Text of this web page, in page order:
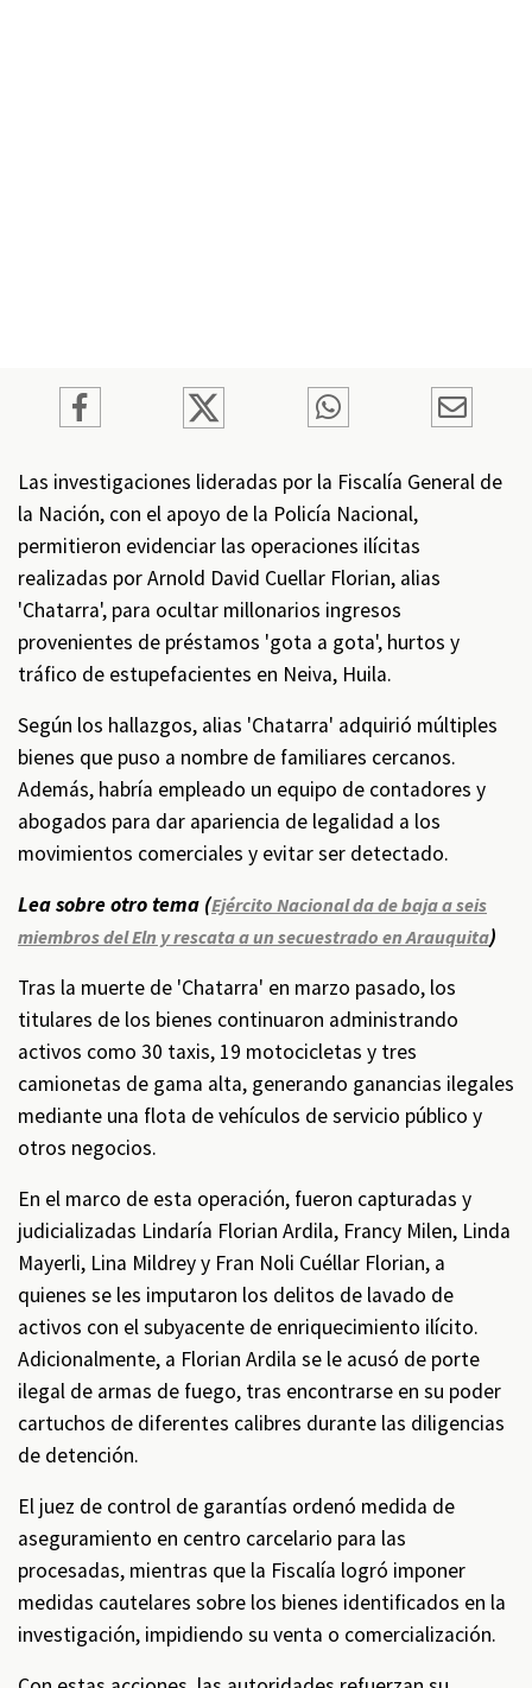
Las investigaciones lideradas por la Fiscalía General de
la Nación, con el apoyo de la Policía Nacional,
permitieron evidenciar las operaciones ilícitas
realizadas por Arnold David Cuellar Florian, alias
'Chatarra', para ocultar millonarios ingresos
provenientes de préstamos 'gota a gota', hurtos y
tráfico de estupefacientes en Neiva, Huila.
Según los hallazgos, alias 'Chatarra' adquirió múltiples
bienes que puso a nombre de familiares cercanos.
Además, habría empleado un equipo de contadores y
abogados para dar apariencia de legalidad a los
movimientos comerciales y evitar ser detectado.
Lea sobre otro tema (Ejército Nacional da de baja a seis
miembros del Eln y rescata a un secuestrado en Arauquita)
Tras la muerte de 'Chatarra' en marzo pasado, los
titulares de los bienes continuaron administrando
activos como 30 taxis, 19 motocicletas y tres
camionetas de gama alta, generando ganancias ilegales
mediante una flota de vehículos de servicio público y
otros negocios.
En el marco de esta operación, fueron capturadas y
judicializadas Lindaría Florian Ardila, Francy Milen, Linda
Mayerli, Lina Mildrey y Fran Noli Cuéllar Florian, a
quienes se les imputaron los delitos de lavado de
activos con el subyacente de enriquecimiento ilícito.
Adicionalmente, a Florian Ardila se le acusó de porte
ilegal de armas de fuego, tras encontrarse en su poder
cartuchos de diferentes calibres durante las diligencias
de detención.
El juez de control de garantías ordenó medida de
aseguramiento en centro carcelario para las
procesadas, mientras que la Fiscalía logró imponer
medidas cautelares sobre los bienes identificados en la
investigación, impidiendo su venta o comercialización.